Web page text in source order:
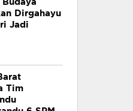
Dirgahayu
Jadi
Tim